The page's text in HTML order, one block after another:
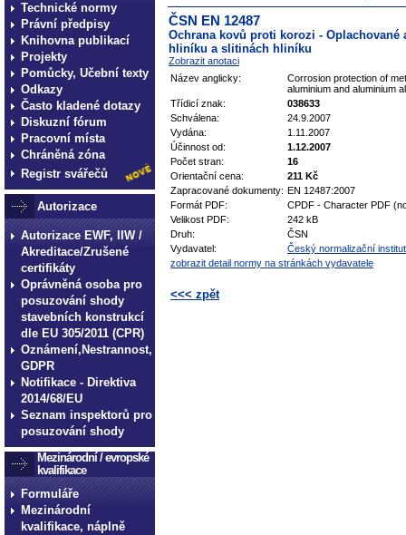
Technické normy
Právní předpisy
Knihovna publikací
Projekty
Pomůcky, Učební texty
Odkazy
Často kladené dotazy
Diskuzní fórum
Pracovní místa
Chráněná zóna
Registr svářečů
Autorizace
Autorizace EWF, IIW /
Akreditace/Zrušené
certifikáty
Oprávněná osoba pro
posuzování shody
stavebních konstrukcí
dle EU 305/2011 (CPR)
Oznámení,Nestrannost,
GDPR
Notifikace - Direktiva
2014/68/EU
Seznam inspektorů pro
posuzování shody
Mezinárodní / evropské
kvalifikace
Formuláře
Mezinárodní
kvalifikace, náplně
ČSN EN 12487
Ochrana kovů proti korozi -
hliníku a slitinách hliníku
Zobrazit anotaci
Název anglicky:
Corrosion protection of
aluminium and aluminium
Třídicí znak:
038633
Schválena:
24.9.2007
Vydána:
1.11.2007
Účinnost od:
1.12.2007
Počet stran:
16
Orientační cena:
211 Kč
Zapracované dokumenty: EN 12487:2007
Formát PDF:
CPDF - Character PDF
Velikost PDF:
242 kB
Druh:
ČSN
Vydavatel:
Český normalizační institut
zobrazit detail normy na stránkách vydavatele
<<< zpět